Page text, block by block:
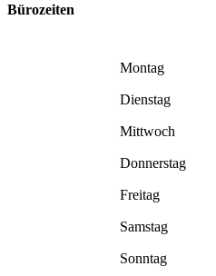
Bürozeiten
Montag
Dienstag
Mittwoch
Donnerstag
Freitag
Samstag
Sonntag